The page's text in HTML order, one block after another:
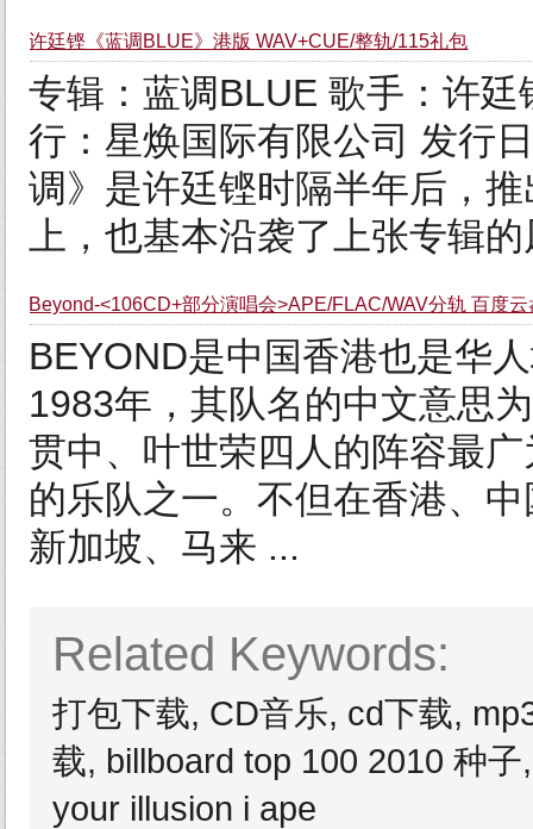
许廷铿《蓝调BLUE》港版 WAV+CUE/整轨/115礼包
专辑：蓝调BLUE 歌手：许
行：星焕国际有限公司 发行
调》是许廷铿时隔半年后，
上，也基本沿袭了上张专辑
Beyond-<106CD+部分演唱会>APE/FLAC/WAV分轨 百度云
BEYOND是中国香港也是华
1983年，其队名的中文意思
贯中、叶世荣四人的阵容最
的乐队之一。不但在香港、
新加坡、马来 ...
Related Keywords:
打包下载, CD音乐, cd下载,
载, billboard top 100 2010 种
your illusion i ape